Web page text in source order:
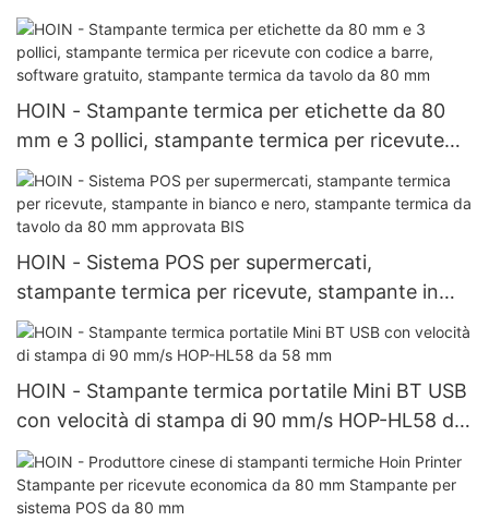
HOIN - Stampante termica per etichette da 80
mm e 3 pollici, stampante termica per ricevute
con codice a barre, software gratuito, stampante
termica da tavolo da 80 mm
HOIN - Sistema POS per supermercati,
stampante termica per ricevute, stampante in
bianco e nero, stampante termica da tavolo da
80 mm approvata BIS
HOIN - Stampante termica portatile Mini BT USB
con velocità di stampa di 90 mm/s HOP-HL58 da
58 mm